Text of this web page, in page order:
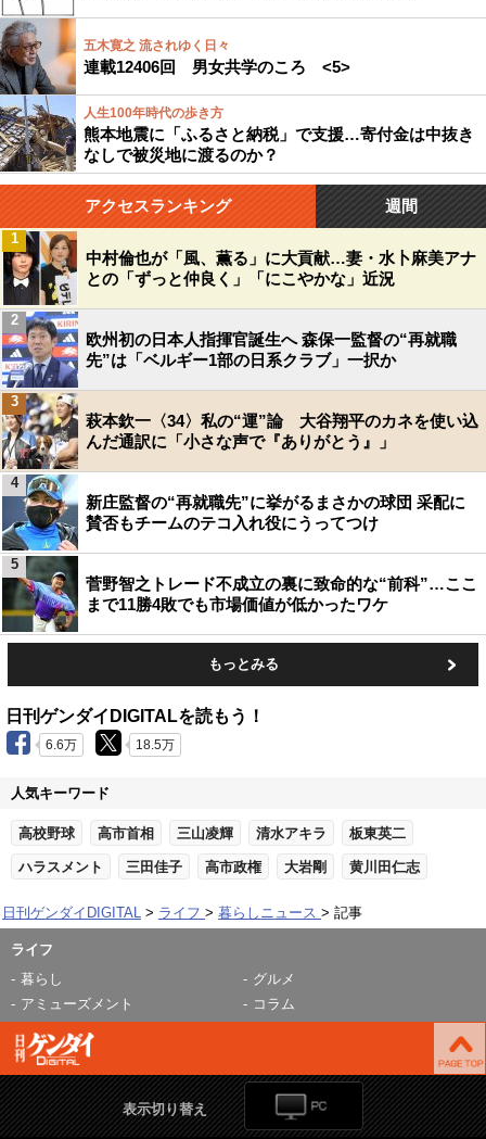
五木寛之 流されゆく日々
連載12406回 男女共学のころ <5>
人生100年時代の歩き方
熊本地震に「ふるさと納税」で支援…寄付金は中抜き
なしで被災地に渡るのか？
アクセスランキング 週間
中村倫也が「風、薫る」に大貢献…妻・水卜麻美アナ
との「ずっと仲良く」「にこやかな」近況
1
欧州初の日本人指揮官誕生へ 森保一監督の“再就職
先”は「ベルギー1部の日系クラブ」一択か
2
萩本欽一〈34〉私の“運”論 大谷翔平のカネを使い込
んだ通訳に「小さな声で『ありがとう』」
3
新庄監督の“再就職先”に挙がるまさかの球団 采配に
賛否もチームのテコ入れ役にうってつけ
4
菅野智之トレード不成立の裏に致命的な“前科”…ここ
まで11勝4敗でも市場価値が低かったワケ
5
もっとみる
日刊ゲンダイDIGITALを読もう！
6.6万 18.5万
人気キーワード
高校野球 高市首相 三山凌輝 清水アキラ 板東英二
ハラスメント 三田佳子 高市政権 大岩剛 黄川田仁志
日刊ゲンダイDIGITAL ライフ 暮らしニュース 記事
ライフ
暮らし
グルメ
アミューズメント
コラム
表示切り替え